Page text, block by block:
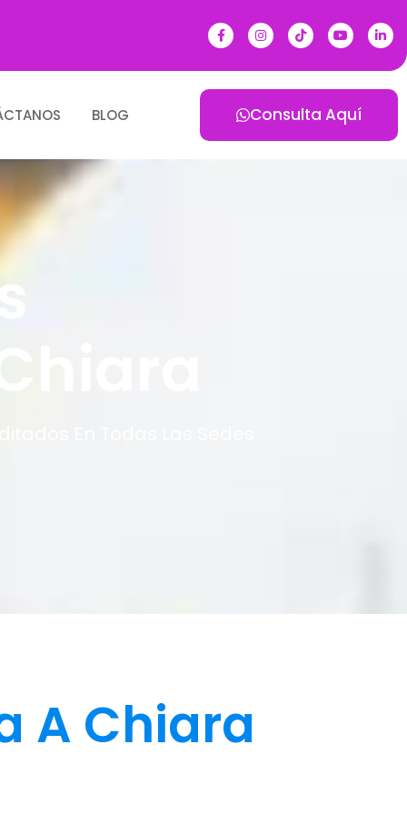
BLOG Consulta Aquí
En Todas Las Sedes
A Chiara